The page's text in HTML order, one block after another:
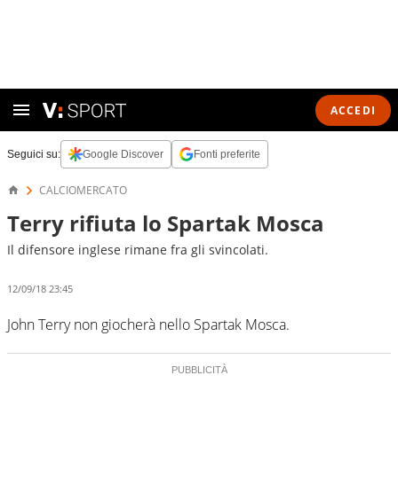
ACCEDI
Seguici su: Google Discover Fonti preferite
CALCIOMERCATO
Terry rifiuta lo Spartak Mosca
Il difensore inglese rimane fra gli svincolati.
12/09/18 23:45
John Terry non giocherà nello Spartak Mosca.